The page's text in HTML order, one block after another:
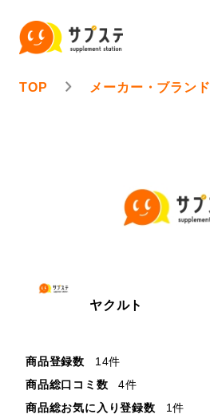
TOP メーカー・ブランド
ヤクルト
商品登録数
14件
商品総口コミ数
4件
商品総お気に入り登録数
1件